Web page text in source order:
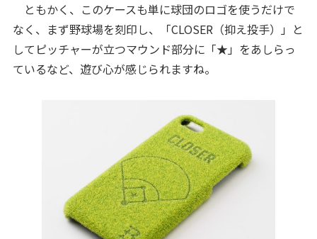
ともかく、このケースも単に球団のロゴを使うだけで
なく、まず野球場を刻印し、「CLOSER（抑え投手）」と
してピッチャーが立つマウンド部分に「★」をあしらっ
ているなど、遊び心が感じられますね。